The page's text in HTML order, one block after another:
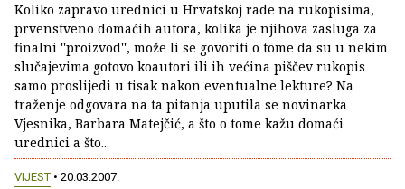
Koliko zapravo urednici u Hrvatskoj rade na rukopisima,
prvenstveno domaćih autora, kolika je njihova zasluga za
finalni ''proizvod'', može li se govoriti o tome da su u nekim
slučajevima gotovo koautori ili ih većina piščev rukopis
samo proslijedi u tisak nakon eventualne lekture? Na
traženje odgovara na ta pitanja uputila se novinarka
Vjesnika, Barbara Matejčić, a što o tome kažu domaći
urednici a što...
VIJEST • 20.03.2007.